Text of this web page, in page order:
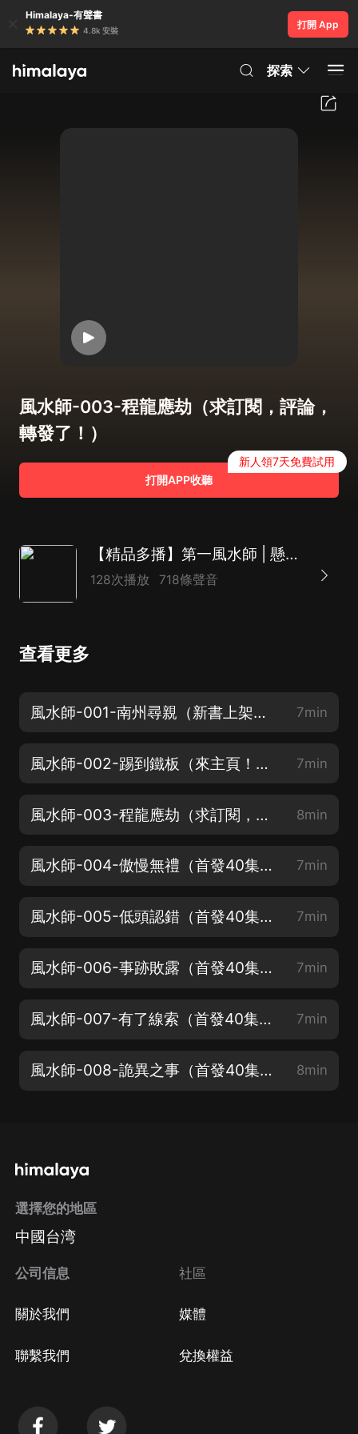
Himalaya-有聲書
4.8k 安裝
打開 App
探索
風水師-003-程龍應劫（求訂閱，評論，
轉發了！）
打開APP收聽
新人領7天免費試用
【精品多播】第一風水師 | 懸疑&靈異&都市風水 | 撼龍經&太歲符&龍血藤
128次播放 718條聲音
查看更多
風水師-001-南州尋親（新書上架！求支持了！） 7min
風水師-002-踢到鐵板（來主頁！進群參與活動了！） 7min
風水師-003-程龍應劫（求訂閱，評論，轉發了！） 8min
風水師-004-傲慢無禮（首發40集！每日5更！求支持啊！） 7min
風水師-005-低頭認錯（首發40集！每日5更！求支持啊！） 7min
風水師-006-事跡敗露（首發40集！每日5更！求支持啊！） 7min
風水師-007-有了線索（首發40集！每日5更！求支持啊！） 7min
風水師-008-詭異之事（首發40集！每日5更！求支持啊！） 8min
選擇您的地區
中國台湾
公司信息
關於我們
聯繫我們
社區
媒體
兌換權益